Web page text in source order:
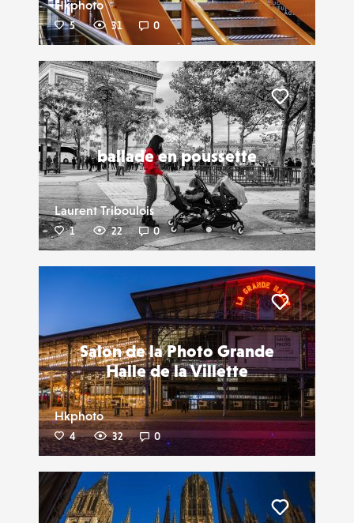
Hkphoto
5 31 0
ballade en poussette
Laurent Triboulois
1 22 0
Liker
Salon de la Photo Grande
Halle de la Villette
Hkphoto
4 32 0
Liker
Liker